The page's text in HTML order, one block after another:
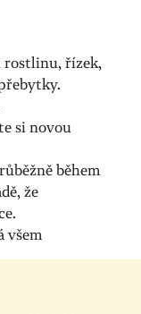
rostlinu, řízek,
si novou
během
že
všem